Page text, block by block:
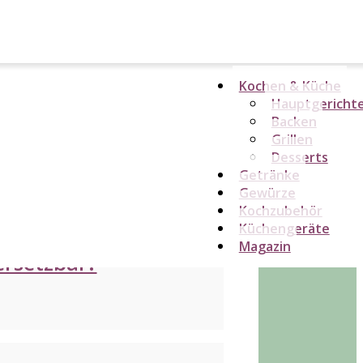
Kochen & Küche
Backen
Grillen
Desserts
Getränke
Gewürze
Kochzubehör
Küchengeräte
Magazin